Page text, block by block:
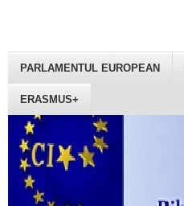
PARLAMENTUL EUROPEAN
ERASMUS+